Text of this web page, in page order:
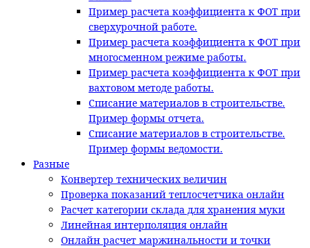
Пример расчета коэффициента к ФОТ при
сверхурочной работе.
Пример расчета коэффициента к ФОТ при
многосменном режиме работы.
Пример расчета коэффициента к ФОТ при
вахтовом методе работы.
Списание материалов в строительстве.
Пример формы отчета.
Списание материалов в строительстве.
Пример формы ведомости.
Разные
Конвертер технических величин
Проверка показаний теплосчетчика онлайн
Расчет категории склада для хранения муки
Линейная интерполяция онлайн
Онлайн расчет маржинальности и точки